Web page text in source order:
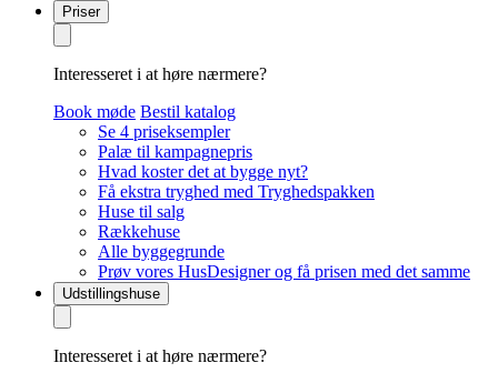
Priser
Interesseret i at høre nærmere?
Book møde Bestil katalog
Se 4 priseksempler
Palæ til kampagnepris
Hvad koster det at bygge nyt?
Få ekstra tryghed med Tryghedspakken
Huse til salg
Rækkehuse
Alle byggegrunde
Prøv vores HusDesigner og få prisen med det samme
Udstillingshuse
Interesseret i at høre nærmere?